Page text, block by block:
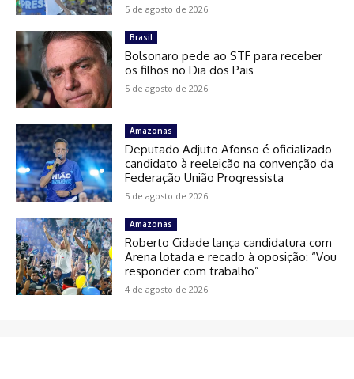
5 de agosto de 2026
Brasil
Bolsonaro pede ao STF para receber
os filhos no Dia dos Pais
5 de agosto de 2026
Amazonas
Deputado Adjuto Afonso é oficializado
candidato à reeleição na convenção da
Federação União Progressista
5 de agosto de 2026
Amazonas
Roberto Cidade lança candidatura com
Arena lotada e recado à oposição: “Vou
responder com trabalho”
4 de agosto de 2026